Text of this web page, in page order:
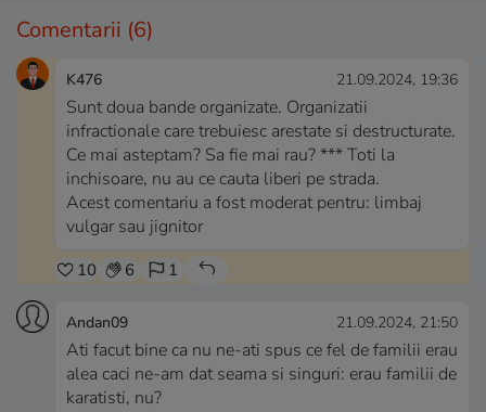
Comentarii (6)
K476 21.09.2024, 19:36
Sunt doua bande organizate. Organizatii
infractionale care trebuiesc arestate si destructurate.
Ce mai asteptam? Sa fie mai rau? *** Toti la
inchisoare, nu au ce cauta liberi pe strada.
Acest comentariu a fost moderat pentru: limbaj
vulgar sau jignitor
10 6 1
Andan09 21.09.2024, 21:50
Ati facut bine ca nu ne-ati spus ce fel de familii erau
alea caci ne-am dat seama si singuri: erau familii de
karatisti, nu?